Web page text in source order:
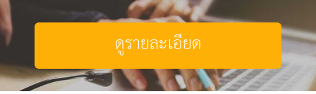
ดูรายละเอียด
ดูรายละเอียด